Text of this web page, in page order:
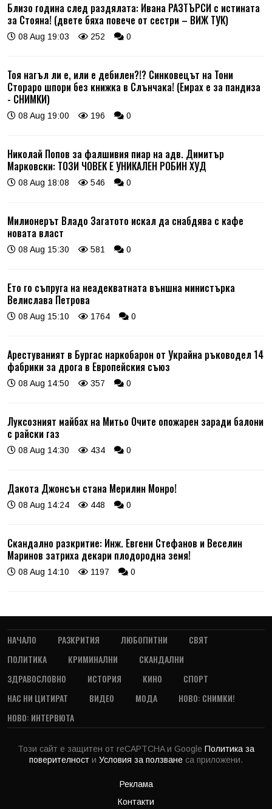
Близо година след раздялата: Ивана РАЗТЪРСИ с истината
за Стояна! (двете бяха повече от сестри – ВИЖ ТУК)
08 Aug 19:03 252 0
Тоя нагъл ли е, или е дебилен?!? Синковецът на Тони
Стораро шпори без книжка в Слънчака! (Емрах е за пандиза
- СНИМКИ)
08 Aug 19:00 196 0
Николай Попов за фалшивия пиар на адв. Димитър
Марковски: ТОЗИ ЧОВЕК Е УНИКАЛЕН РОБИН ХУД
08 Aug 18:08 546 0
Милионерът Владо Загатото искал да снабдява с кафе
новата власт
08 Aug 15:30 581 0
Ето го съпруга на неадекватната външна министърка
Велислава Петрова
08 Aug 15:10 1764 0
Арестуваният в Бургас наркобарон от Украйна ръководел 14
фабрики за дрога в Европейския съюз
08 Aug 14:50 357 0
Луксозният майбах на Митьо Очите опожарен заради балони
с райски газ
08 Aug 14:30 434 0
Дакота Джонсън стана Мерилин Монро!
08 Aug 14:24 448 0
Скандално разкритие: Инж. Евгени Стефанов и Веселин
Маринов затриха декари плодородна земя!
08 Aug 14:10 1197 0
НАЧАЛО РАЗКРИТИЯ ЛЮБОПИТНИ
СВЯТ
ПОЛИТИКА
КРИМИНАЛНИ
СКАНДАЛНИ
ЗДРАВОСЛОВНО
ИСТОРИЯ КИНО
СПОРТ
НАС НИ ЦИТИРАТ
ВИДЕО МОДА
НОВО: СНИМКИ!
НОВО: ИНТЕРВЮТА
Този сайт е защитен от reCAPTCHA и Google Политика за
поверителност и Условия за ползване са приложени.
Реклама
Контакти